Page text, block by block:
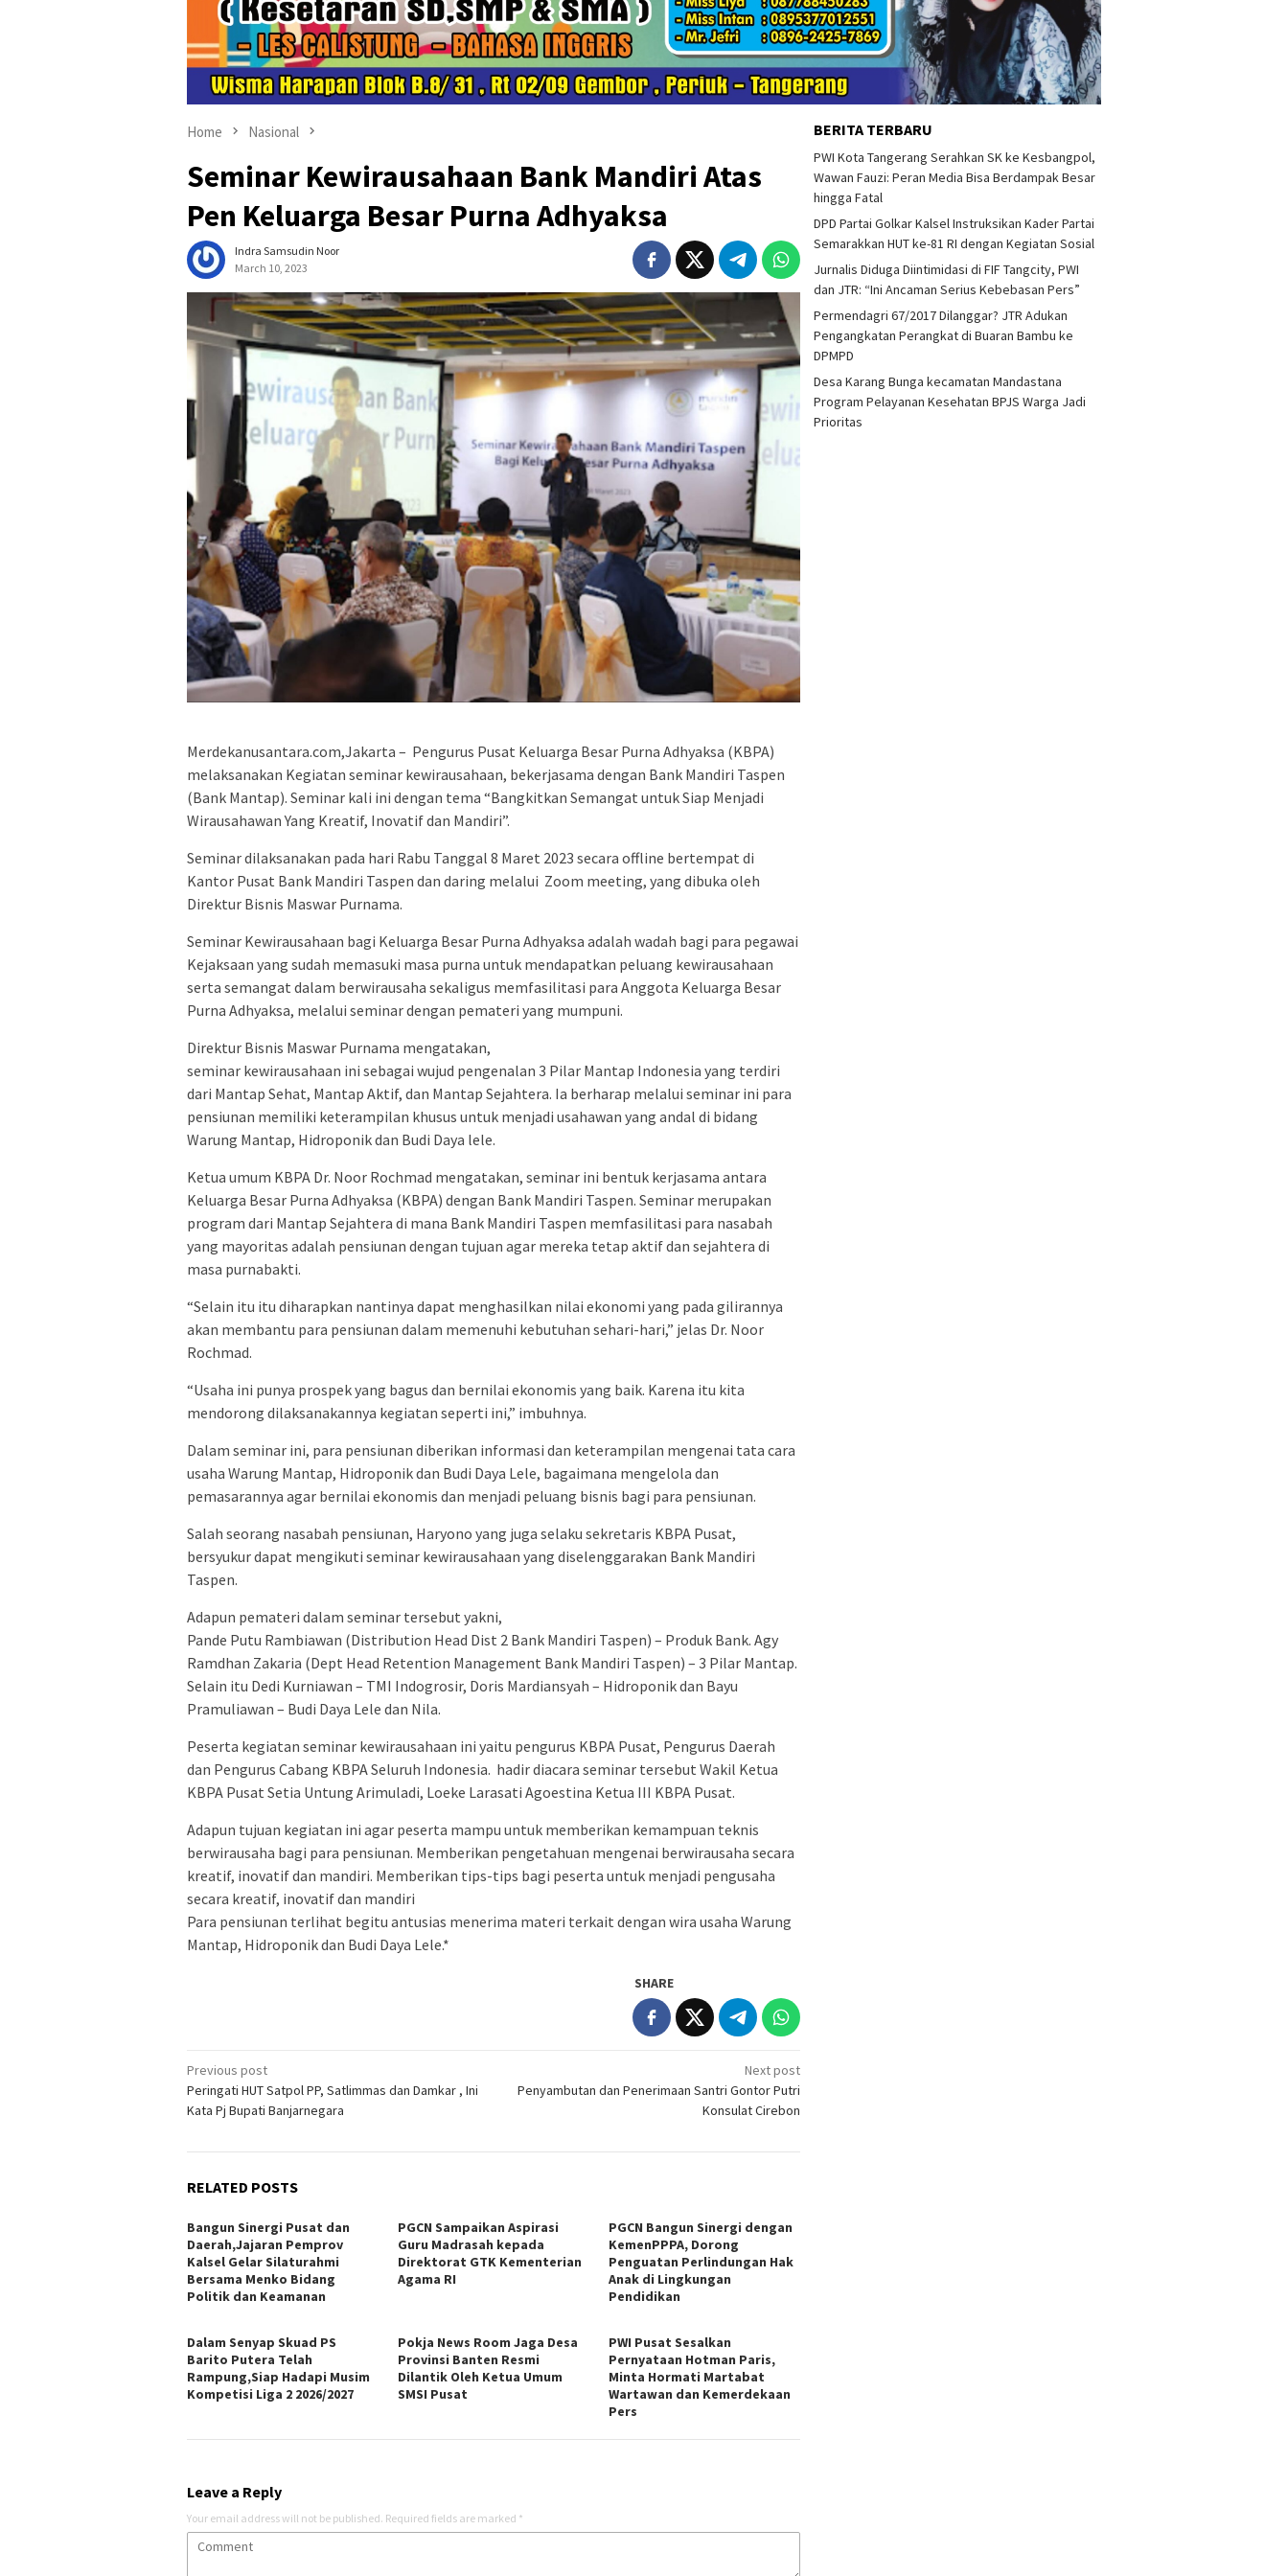
Home Nasional
Seminar Kewirausahaan Bank Mandiri Atas
Pen Keluarga Besar Purna Adhyaksa
Indra Samsudin Noor
March 10, 2023
Merdekanusantara.com,Jakarta – Pengurus Pusat Keluarga Besar Purna Adhyaksa (KBPA)
melaksanakan Kegiatan seminar kewirausahaan, bekerjasama dengan Bank Mandiri Taspen
(Bank Mantap). Seminar kali ini dengan tema “Bangkitkan Semangat untuk Siap Menjadi
Wirausahawan Yang Kreatif, Inovatif dan Mandiri”.
Seminar dilaksanakan pada hari Rabu Tanggal 8 Maret 2023 secara offline bertempat di
Kantor Pusat Bank Mandiri Taspen dan daring melalui Zoom meeting, yang dibuka oleh
Direktur Bisnis Maswar Purnama.
Seminar Kewirausahaan bagi Keluarga Besar Purna Adhyaksa adalah wadah bagi para pegawai
Kejaksaan yang sudah memasuki masa purna untuk mendapatkan peluang kewirausahaan
serta semangat dalam berwirausaha sekaligus memfasilitasi para Anggota Keluarga Besar
Purna Adhyaksa, melalui seminar dengan pemateri yang mumpuni.
Direktur Bisnis Maswar Purnama mengatakan,
seminar kewirausahaan ini sebagai wujud pengenalan 3 Pilar Mantap Indonesia yang terdiri
dari Mantap Sehat, Mantap Aktif, dan Mantap Sejahtera. Ia berharap melalui seminar ini para
pensiunan memiliki keterampilan khusus untuk menjadi usahawan yang andal di bidang
Warung Mantap, Hidroponik dan Budi Daya lele.
Ketua umum KBPA Dr. Noor Rochmad mengatakan, seminar ini bentuk kerjasama antara
Keluarga Besar Purna Adhyaksa (KBPA) dengan Bank Mandiri Taspen. Seminar merupakan
program dari Mantap Sejahtera di mana Bank Mandiri Taspen memfasilitasi para nasabah
yang mayoritas adalah pensiunan dengan tujuan agar mereka tetap aktif dan sejahtera di
masa purnabakti.
“Selain itu itu diharapkan nantinya dapat menghasilkan nilai ekonomi yang pada gilirannya
akan membantu para pensiunan dalam memenuhi kebutuhan sehari-hari,” jelas Dr. Noor
Rochmad.
“Usaha ini punya prospek yang bagus dan bernilai ekonomis yang baik. Karena itu kita
mendorong dilaksanakannya kegiatan seperti ini,” imbuhnya.
Dalam seminar ini, para pensiunan diberikan informasi dan keterampilan mengenai tata cara
usaha Warung Mantap, Hidroponik dan Budi Daya Lele, bagaimana mengelola dan
pemasarannya agar bernilai ekonomis dan menjadi peluang bisnis bagi para pensiunan.
Salah seorang nasabah pensiunan, Haryono yang juga selaku sekretaris KBPA Pusat,
bersyukur dapat mengikuti seminar kewirausahaan yang diselenggarakan Bank Mandiri
Taspen.
Adapun pemateri dalam seminar tersebut yakni,
Pande Putu Rambiawan (Distribution Head Dist 2 Bank Mandiri Taspen) – Produk Bank. Agy
Ramdhan Zakaria (Dept Head Retention Management Bank Mandiri Taspen) – 3 Pilar Mantap.
Selain itu Dedi Kurniawan – TMI Indogrosir, Doris Mardiansyah – Hidroponik dan Bayu
Pramuliawan – Budi Daya Lele dan Nila.
Peserta kegiatan seminar kewirausahaan ini yaitu pengurus KBPA Pusat, Pengurus Daerah
dan Pengurus Cabang KBPA Seluruh Indonesia. hadir diacara seminar tersebut Wakil Ketua
KBPA Pusat Setia Untung Arimuladi, Loeke Larasati Agoestina Ketua III KBPA Pusat.
Adapun tujuan kegiatan ini agar peserta mampu untuk memberikan kemampuan teknis
berwirausaha bagi para pensiunan. Memberikan pengetahuan mengenai berwirausaha secara
kreatif, inovatif dan mandiri. Memberikan tips-tips bagi peserta untuk menjadi pengusaha
secara kreatif, inovatif dan mandiri
Para pensiunan terlihat begitu antusias menerima materi terkait dengan wira usaha Warung
Mantap, Hidroponik dan Budi Daya Lele.*
SHARE
Post
navigation
Previous post
Peringati HUT Satpol PP, Satlimmas dan Damkar , Ini
Kata Pj Bupati Banjarnegara
Next post
Penyambutan dan Penerimaan Santri Gontor Putri
Konsulat Cirebon
RELATED POSTS
Bangun Sinergi Pusat dan
Daerah,Jajaran Pemprov
Kalsel Gelar Silaturahmi
Bersama Menko Bidang
Politik dan Keamanan
PGCN Sampaikan Aspirasi
Guru Madrasah kepada
Direktorat GTK Kementerian
Agama RI
PGCN Bangun Sinergi dengan
KemenPPPA, Dorong
Penguatan Perlindungan Hak
Anak di Lingkungan
Pendidikan
Dalam Senyap Skuad PS
Barito Putera Telah
Rampung,Siap Hadapi Musim
Kompetisi Liga 2 2026/2027
Pokja News Room Jaga Desa
Provinsi Banten Resmi
Dilantik Oleh Ketua Umum
SMSI Pusat
PWI Pusat Sesalkan
Pernyataan Hotman Paris,
Minta Hormati Martabat
Wartawan dan Kemerdekaan
Pers
Leave a Reply
Your email address will not be published. Required fields are marked *
BERITA TERBARU
PWI Kota Tangerang Serahkan SK ke Kesbangpol,
Wawan Fauzi: Peran Media Bisa Berdampak Besar
hingga Fatal
DPD Partai Golkar Kalsel Instruksikan Kader Partai
Semarakkan HUT ke-81 RI dengan Kegiatan Sosial
Jurnalis Diduga Diintimidasi di FIF Tangcity, PWI
dan JTR: “Ini Ancaman Serius Kebebasan Pers”
Permendagri 67/2017 Dilanggar? JTR Adukan
Pengangkatan Perangkat di Buaran Bambu ke
DPMPD
Desa Karang Bunga kecamatan Mandastana
Program Pelayanan Kesehatan BPJS Warga Jadi
Prioritas